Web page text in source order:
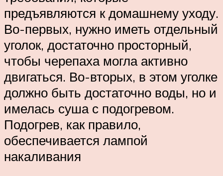
предъявляются к домашнему уходу.
Во-первых, нужно иметь отдельный
уголок, достаточно просторный,
чтобы черепаха могла активно
двигаться. Во-вторых, в этом уголке
должно быть достаточно воды, но и
имелась суша с подогревом.
Подогрев, как правило,
обеспечивается лампой
накаливания